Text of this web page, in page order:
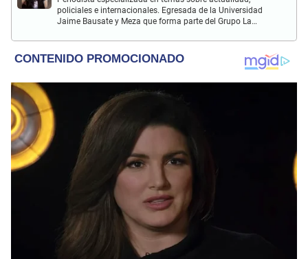
policiales e internacionales. Egresada de la Universidad
Jaime Bausate y Meza que forma parte del Grupo La
Wapa.